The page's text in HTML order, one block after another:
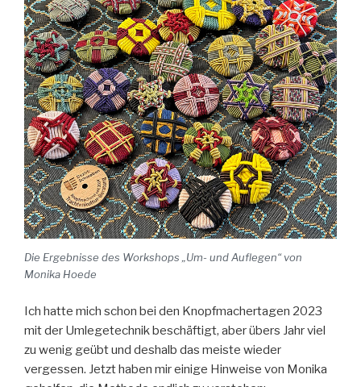
Die Ergebnisse des Workshops „Um- und Auflegen“ von
Monika Hoede
Ich hatte mich schon bei den Knopfmachertagen 2023
mit der Umlegetechnik beschäftigt, aber übers Jahr viel
zu wenig geübt und deshalb das meiste wieder
vergessen. Jetzt haben mir einige Hinweise von Monika